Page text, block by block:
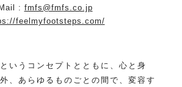
Mail : fmfs@fmfs.co.jp
feelmyfootsteps.com/
いうコンセプトとともに、心と身
、あらゆるものごとの間で、変容す